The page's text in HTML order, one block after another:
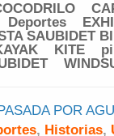
Deportes
SAUBIDET
KITE
POR
, Historias,